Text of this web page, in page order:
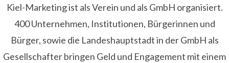
Kiel-Marketing ist als Verein und als GmbH organisiert.
400 Unternehmen, Institutionen, Bürgerinnen und
Bürger, sowie die Landeshauptstadt in der GmbH als
Gesellschafter bringen Geld und Engagement mit einem